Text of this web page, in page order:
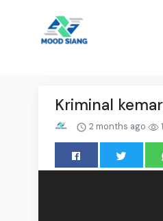
Kriminal
2 months ago